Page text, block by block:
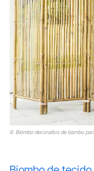
6. Biombo decorativo de bambu